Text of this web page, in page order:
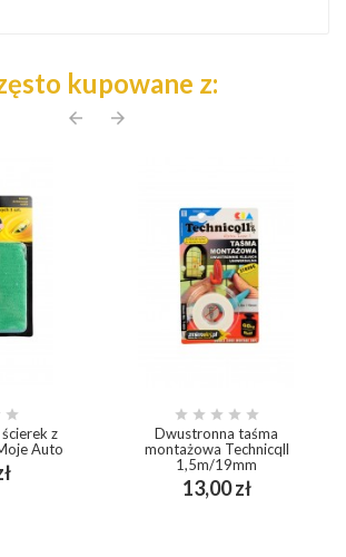
kupowane z:
arrow_back arrow_forward

z
Auto
Cena
    
Dwustronna taśma
montażowa Technicqll
1,5m/19mm
13,00 złCena